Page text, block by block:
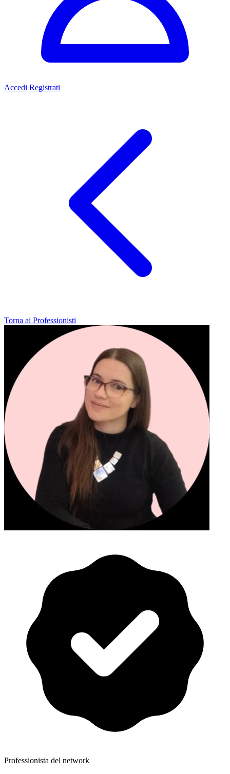
Accedi Registrati
Torna ai Professionisti
Professionista del network